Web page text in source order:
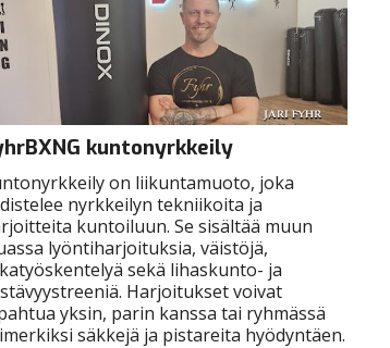
kuntonyrkkeily
on liikuntamuoto, joka
nyrkkeilyn tekniikoita ja
kuntoiluun. Se sisältää muun
lyöntiharjoituksia, väistöjä,
sekä lihaskunto- ja
Harjoitukset voivat
yksin, parin kanssa tai ryhmässä
säkkejä ja pistareita hyödyntäen.